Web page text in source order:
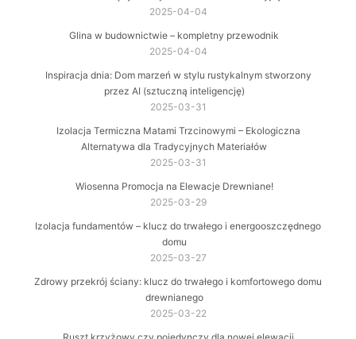
2025-04-04
Glina w budownictwie – kompletny przewodnik
2025-04-04
Inspiracja dnia: Dom marzeń w stylu rustykalnym stworzony
przez AI (sztuczną inteligencję)
2025-03-31
Izolacja Termiczna Matami Trzcinowymi – Ekologiczna
Alternatywa dla Tradycyjnych Materiałów
2025-03-31
Wiosenna Promocja na Elewacje Drewniane!
2025-03-29
Izolacja fundamentów – klucz do trwałego i energooszczędnego
domu
2025-03-27
Zdrowy przekrój ściany: klucz do trwałego i komfortowego domu
drewnianego
2025-03-22